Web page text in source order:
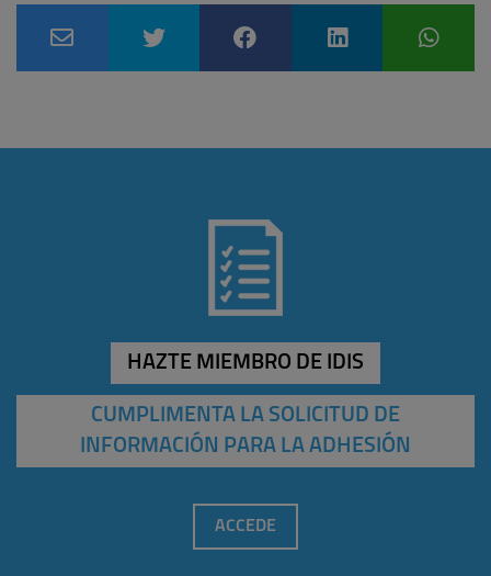
HAZTE MIEMBRO DE IDIS
CUMPLIMENTA LA SOLICITUD DE
INFORMACIÓN PARA LA ADHESIÓN
ACCEDE